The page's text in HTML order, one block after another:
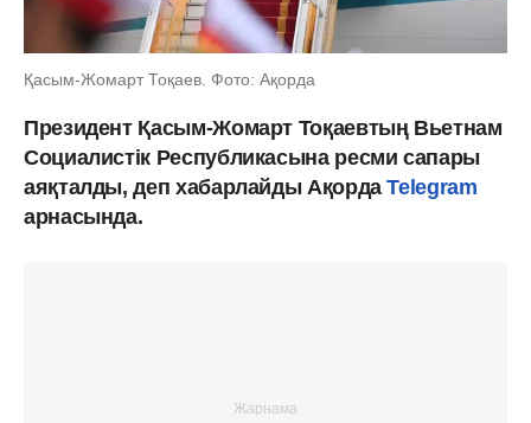
Қасым-Жомарт Тоқаев. Фото: Ақорда
Президент Қасым-Жомарт Тоқаевтың Вьетнам
Социалистік Республикасына ресми сапары
аяқталды, деп хабарлайды АқордаTelegram
арнасында.